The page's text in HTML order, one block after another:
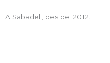
A Sabadell, des del 2012.